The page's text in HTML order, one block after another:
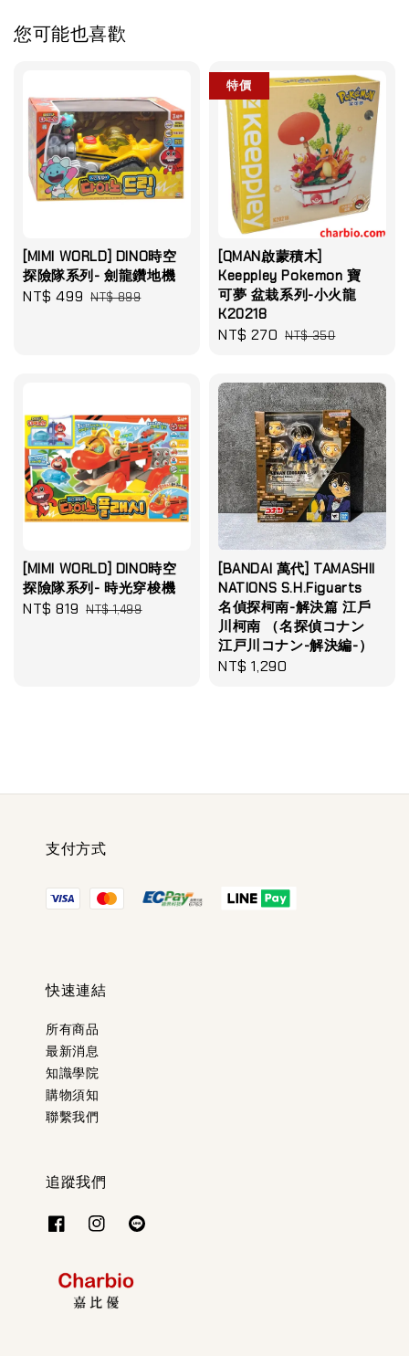
您可能也喜歡
[MIMI WORLD] DINO時空
探險隊系列- 劍龍鑽地機
Sale
NT$ 499 Regular
NT$ 899
特價
[QMAN啟蒙積木]
Keeppley Pokemon 寶
可夢 盆栽系列-小火龍
K20218
Sale
NT$ 270 Regular
NT$ 350
[MIMI WORLD] DINO時空
探險隊系列- 時光穿梭機
Sale
NT$ 819 Regular
NT$ 1,499
[BANDAI 萬代] TAMASHII
NATIONS S.H.Figuarts
名偵探柯南-解決篇 江戶
川柯南 （名探偵コナン
江戸川コナン-解決編-）
Regular
NT$ 1,290
支付方式
快速連結
所有商品
最新消息
知識學院
購物須知
聯繫我們
追蹤我們